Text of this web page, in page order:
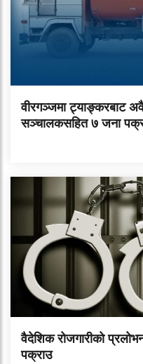
वीरगञ्जमा ट्याङ्करबाट
सञ्चालकसहित ७ जना
वैदेशिक रोजगारीको
पक्राउ